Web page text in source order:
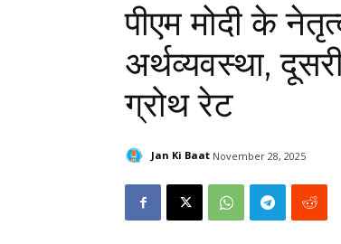
पीएम मोदी के
अर्थव्यवस्था,
ग्रोथ रेट
Jan Ki Baat November 28, 2025